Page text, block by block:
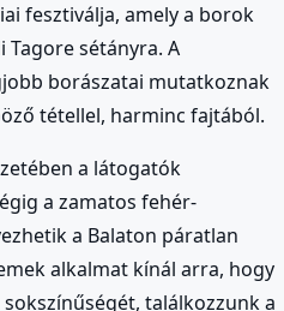
300 bor a
fesztiválja, amely a borok
sétányra. A
borászatai mutatkoznak
tétellel, harminc fajtából.
a látogatók
a zamatos fehér-
a Balaton páratlan
alkalmat kínál arra, hogy
találkozzunk a